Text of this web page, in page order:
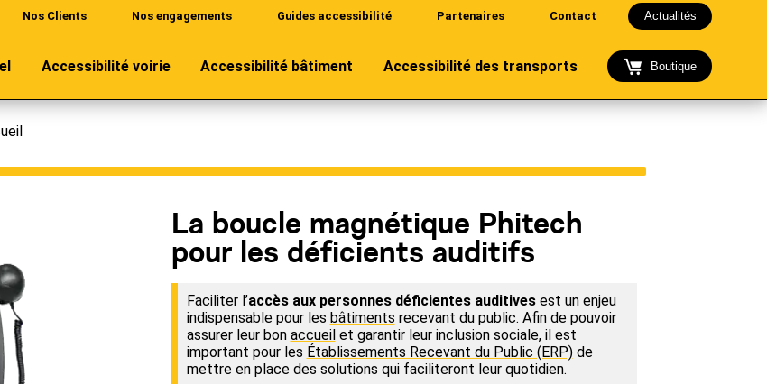
Nos Clients Nos engagements Guides accessibilité Partenaires Contact Actualités
Accessibilité voirie Accessibilité bâtiment Accessibilité des transports Boutique
La boucle magnétique Phitech
pour les déficients auditifs
Faciliter l’accès aux personnes déficientes auditivesest un enjeu
indispensable pour les bâtiments recevant du public. Afin de pouvoir
assurer leur bon accueilet garantir leur inclusion sociale, il est
important pour les Établissements Recevant du Public (ERP)de
mettre en place des solutions qui faciliteront leur quotidien.